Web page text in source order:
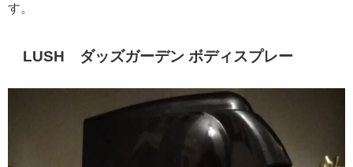
す。
LUSH ダッズガーデン ボディスプレー